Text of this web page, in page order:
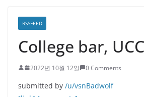
RSSFEED
College bar, UCC
2022년 10월 12일 0 Comments
submitted by /u/vsnBadwolf